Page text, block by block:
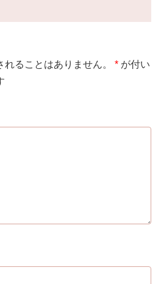
ることはありません。 * が付い